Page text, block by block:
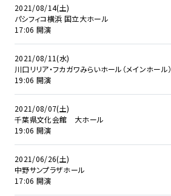
2021/08/14(土)
パシフィコ横浜 国立大ホール
17:06 開演
2021/08/11(水)
川口リリア・フカガワみらいホール（メインホール）
19:06 開演
2021/08/07(土)
千葉県文化会館 大ホール
19:06 開演
2021/06/26(土)
中野サンプラザホール
17:06 開演